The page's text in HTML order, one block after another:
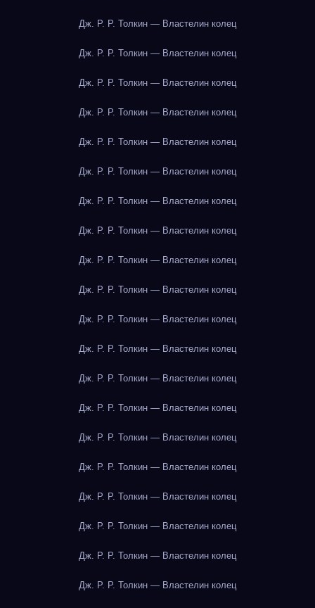
Дж. Р. Р. Толкин — Властелин колец
Дж. Р. Р. Толкин — Властелин колец
Дж. Р. Р. Толкин — Властелин колец
Дж. Р. Р. Толкин — Властелин колец
Дж. Р. Р. Толкин — Властелин колец
Дж. Р. Р. Толкин — Властелин колец
Дж. Р. Р. Толкин — Властелин колец
Дж. Р. Р. Толкин — Властелин колец
Дж. Р. Р. Толкин — Властелин колец
Дж. Р. Р. Толкин — Властелин колец
Дж. Р. Р. Толкин — Властелин колец
Дж. Р. Р. Толкин — Властелин колец
Дж. Р. Р. Толкин — Властелин колец
Дж. Р. Р. Толкин — Властелин колец
Дж. Р. Р. Толкин — Властелин колец
Дж. Р. Р. Толкин — Властелин колец
Дж. Р. Р. Толкин — Властелин колец
Дж. Р. Р. Толкин — Властелин колец
Дж. Р. Р. Толкин — Властелин колец
Дж. Р. Р. Толкин — Властелин колец